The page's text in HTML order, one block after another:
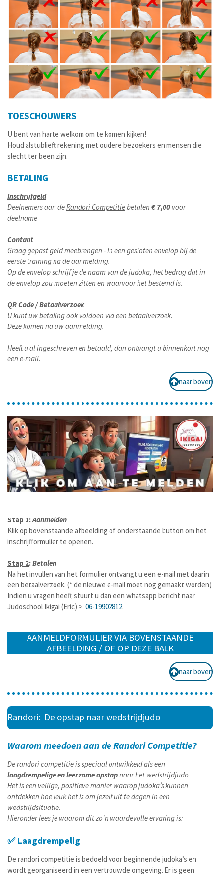
TOESCHOUWERS
U bent van harte welkom om te komen kijken!
Houd alstublieft rekening met oudere bezoekers en mensen die
slecht ter been zijn.
BETALING
Inschrijfgeld
Deelnemers aan deRandori Competitiebetalen € 7,00 voor
deelname
Contant
Graag gepast geld meebrengen - In een gesloten envelop bij de
eerste training na de aanmelding.
Op de envelop schrijf je de naam van de judoka, het bedrag dat in
de envelop zou moeten zitten en waarvoor het bestemd is.
QR Code / Betaalverzoek
U kunt uw betaling ook voldoen via een betaalverzoek.
Deze komen na uw aanmelding.
Heeft u al ingeschreven en betaald, dan ontvangt u binnenkort nog
een e-mail.
naar boven
Stap 1:Aanmelden
Klik op bovenstaande afbeelding of onderstaande button om het
inschrijfformulier te openen.
Stap 2:Betalen
Na het invullen van het formulier ontvangt u een e-mail met daarin
een betaalverzoek. (* de nieuwe e-mail moet nog gemaakt worden)
Indien u vragen heeft stuurt u dan een whatsapp bericht naar
Judoschool Ikigai (Eric) > 06-19902812.
AANMELDFORMULIER VIA BOVENSTAANDE
AFBEELDING / OF OP DEZE BALK
naar boven
Randori: De opstap naar wedstrijdjudo
Waarom meedoen aan de Randori Competitie?
De randori competitie is speciaal ontwikkeld als een
laagdrempelige en leerzame opstapnaar het wedstrijdjudo.
Het is een veilige, positieve manier waarop judoka’s kunnen
ontdekken hoe leuk het is om jezelf uit te dagen in een
wedstrijdsituatie.
Hieronder lees je waarom dit zo'n waardevolle ervaring is:
✅ Laagdrempelig
De randori competitie is bedoeld voor beginnende judoka’s en
wordt georganiseerd in een vertrouwde omgeving. Er is geen